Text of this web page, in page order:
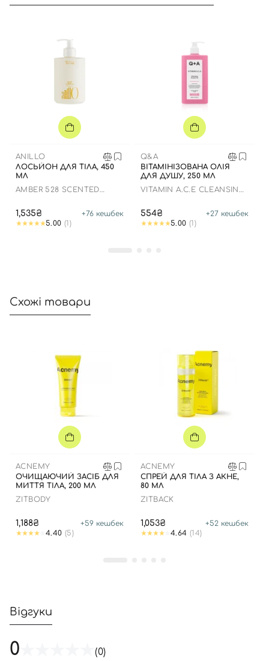
ANILLO
ЛОСЬЙОН ДЛЯ ТІЛА, 450
МЛ
AMBER 528 SCENTED
1,535₴ +76 кешбек
5.00 (1)
Q&A
ВІТАМІНІЗОВАНА ОЛІЯ
ДЛЯ ДУШУ, 250 МЛ
VITAMIN A.C.E CLEANSING
554₴ +27 кешбек
5.00 (1)
Схожі товари
ACNEMY
ОЧИЩАЮЧИЙ ЗАСІБ ДЛЯ
МИТТЯ ТІЛА, 200 МЛ
ZITBODY
1,188₴ +59 кешбек
4.40 (5)
ACNEMY
СПРЕЙ ДЛЯ ТІЛА З АКНЕ,
80 МЛ
ZITBACK
1,053₴ +52 кешбек
4.64 (14)
Відгуки
0 (0)
Вхід Реєстрація
Номер телефону
Відправляючи форму для авторизації/реєстрації ви
приймаєте умовиУгоди користувача
Далі